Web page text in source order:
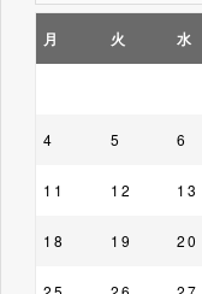
月 火 水
4 5 6
11 12 13
18 19 20